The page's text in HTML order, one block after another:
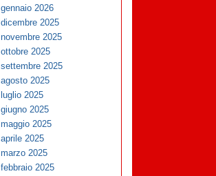
gennaio 2026
dicembre 2025
novembre 2025
ottobre 2025
settembre 2025
agosto 2025
luglio 2025
giugno 2025
maggio 2025
aprile 2025
marzo 2025
febbraio 2025